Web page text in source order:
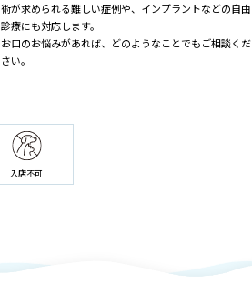
術が求められる難しい症例や、インプラントなどの自由
診療にも対応します。
お口のお悩みがあれば、どのようなことでもご相談くだ
さい。
入店不可